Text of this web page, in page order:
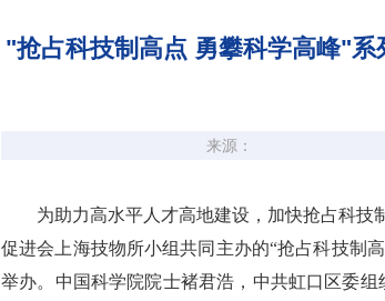
"抢占科技制高点 勇攀科学高峰"
来源：
为助力高水平人才高地建设，加快抢占科技
促进会上海技物所小组共同主办的“抢占科技制
举办。中国科学院院士褚君浩，中共虹口区委